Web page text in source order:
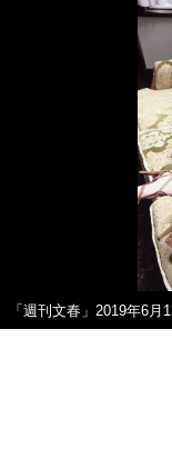
「週刊文春」2019年6月